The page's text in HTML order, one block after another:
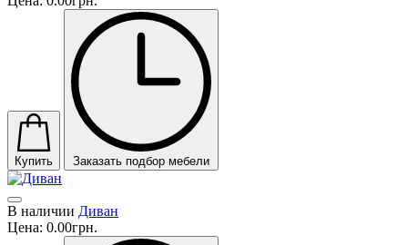
Купить Заказать подбор мебели
В наличии Диван
Цена: 0.00грн.